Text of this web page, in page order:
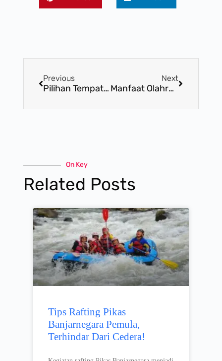
Previous
Pilihan Tempat Wisata Di Banjarnegara Yang Memikat Para Wisatawan
Next
Manfaat Olahraga Rafting Serayu Banjarnegara Untuk Membentuk Fisik
On Key
Related Posts
Tips Rafting Pikas
Banjarnegara Pemula,
Terhindar Dari Cedera!